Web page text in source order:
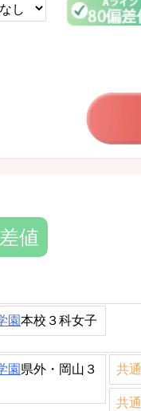
値
園本校３科女子
園 県外・岡山３
共通
共通